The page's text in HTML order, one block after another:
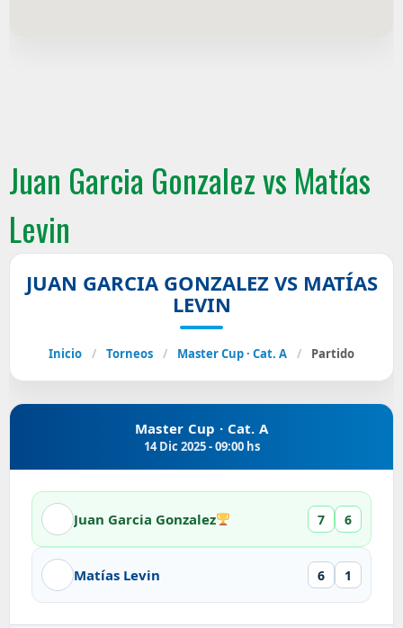
Juan Garcia Gonzalez vs Matías
Levin
JUAN GARCIA GONZALEZ VS MATÍAS
LEVIN
Inicio / Torneos / Master Cup · Cat. A / Partido
Master Cup · Cat. A
14 Dic 2025 - 09:00 hs
Juan Garcia Gonzalez 7 6
Matías Levin 6 1